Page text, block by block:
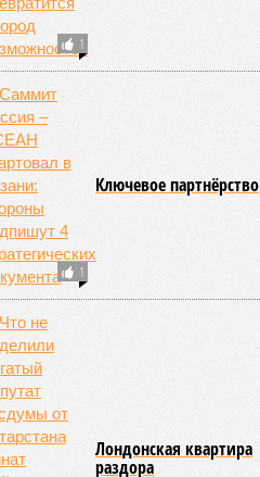
1
1
Ключевое партнёрство
Лондонская квартира
раздора